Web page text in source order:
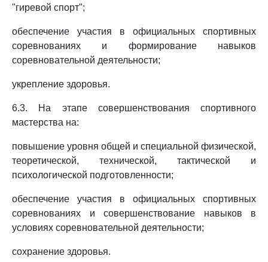
"гиревой спорт";
обеспечение участия в официальных спортивных
соревнованиях и формирование навыков
соревновательной деятельности;
укрепление здоровья.
6.3. На этапе совершенствования спортивного
мастерства на:
повышение уровня общей и специальной физической,
теоретической, технической, тактической и
психологической подготовленности;
обеспечение участия в официальных спортивных
соревнованиях и совершенствование навыков в
условиях соревновательной деятельности;
сохранение здоровья.